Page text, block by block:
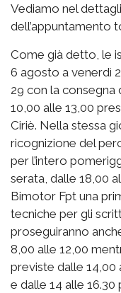
Vediamo nel
dell’appuntamento
Come già detto, le
6 agosto a venerdì
29 con la
10,00 alle 13,00
Ciriè. Nella stessa
ricognizione del
per l’intero
serata, dalle 18,00
Bimotor Fpt una
tecniche per gli
proseguiranno
8,00 alle 12,00
previste dalle 14,00
e dalle 14 alle